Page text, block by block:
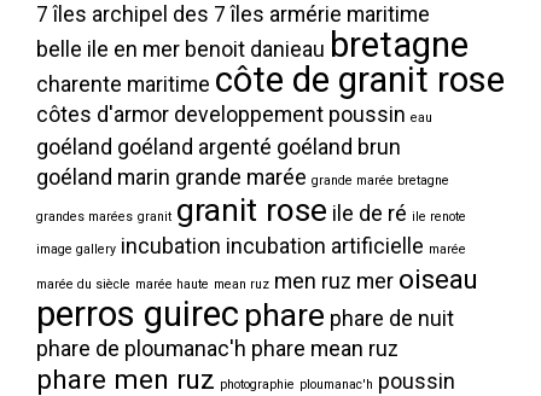
7 îles archipel des 7 îles armérie maritime
belle ile en mer benoit danieau bretagne
charente maritime côte de granit rose
côtes d'armor developpement poussin eau
goéland goéland argenté goéland brun
goéland marin grande marée grande marée bretagne
grandes marées granit granit rose ile de ré ile renote
image gallery incubation incubation artificielle marée
marée du siècle marée haute mean ruz men ruz mer oiseau
perros guirec phare phare de nuit
phare de ploumanac'h phare mean ruz
phare men ruz photographie ploumanac'h poussin